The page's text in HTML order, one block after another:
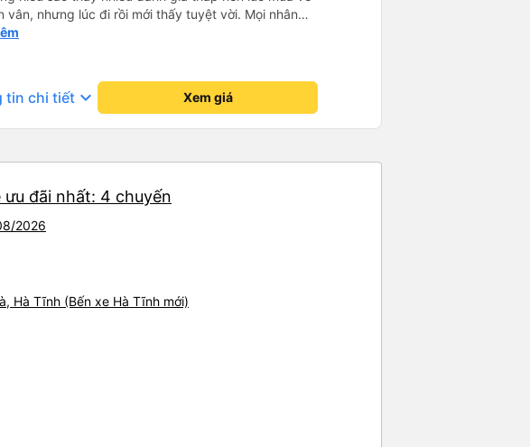
vân, nhưng lúc đi rồi mới thấy tuyệt vời. Mọi nhân
nhiệt tình. Nhắn tin cho anh phụ lái nếu
:) Xe mới, điều hoà mạnh, sạch sẽ. Không hiểu sao
giá thấp? Mọi người ủng hộ nhé, mình đi Quy
tin chi tiết keyboard_arrow_down Xem giá
đãi nhất: 4 chuyến
2026
Hà Tĩnh (Bến xe Hà Tĩnh mới)